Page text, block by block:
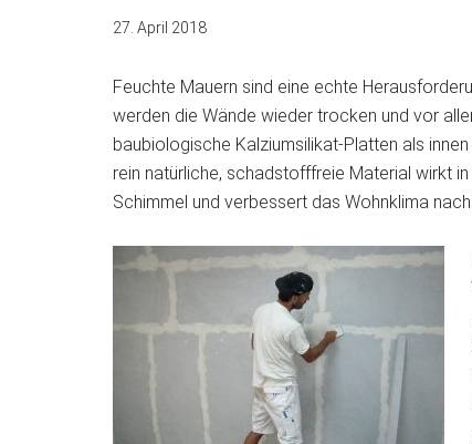
27. April 2018
Feuchte Mauern sind eine echte
werden die Wände wieder trocken und vor
baubiologische Kalziumsilikat-Platten als
rein natürliche, schadstofffreie Material wirkt
Schimmel und verbessert das Wohnklima